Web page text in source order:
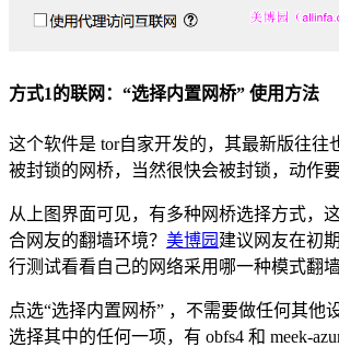
方式1的联网：“选择内置网桥” 使用方法
这个软件是 tor自家开发的，其最新版往往
被封锁的网桥，当然很快会被封锁，动作要
从上图界面可见，有多种网桥选择方式，
合网友的翻墙环境？ 美博园 建议网友在初
行测试看看自己的网络采用哪一种模式翻墙
点选“选择内置网桥” ，不需要做任何其他
选择其中的任何一项，有 obfs4 和 meek-